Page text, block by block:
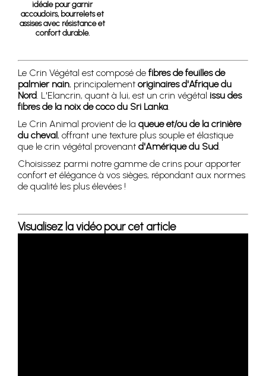
idéale pour garnir
accoudoirs, bourrelets et
assises avec résistance et
confort durable.
Le Crin Végétal est composé de fibres de feuilles de
palmier nain, principalement originaires d'Afrique du
Nord. L'Elancrin, quant à lui, est un crin végétal issu des
fibres de la noix de coco du Sri Lanka.
Le Crin Animal provient de la queue et/ou de la crinière
du cheval, offrant une texture plus souple et élastique
que le crin végétal provenant d'Amérique du Sud.
Choisissez parmi notre gamme de crins pour apporter
confort et élégance à vos sièges, répondant aux normes
de qualité les plus élevées !
Visualisez la vidéo pour cet article